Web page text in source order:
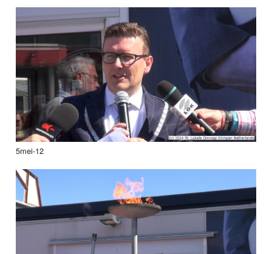
5mei-12